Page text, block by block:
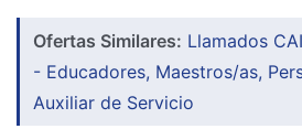
Ofertas Similares: Llamados
- Educadores, Maestros/as,
Auxiliar de Servicio